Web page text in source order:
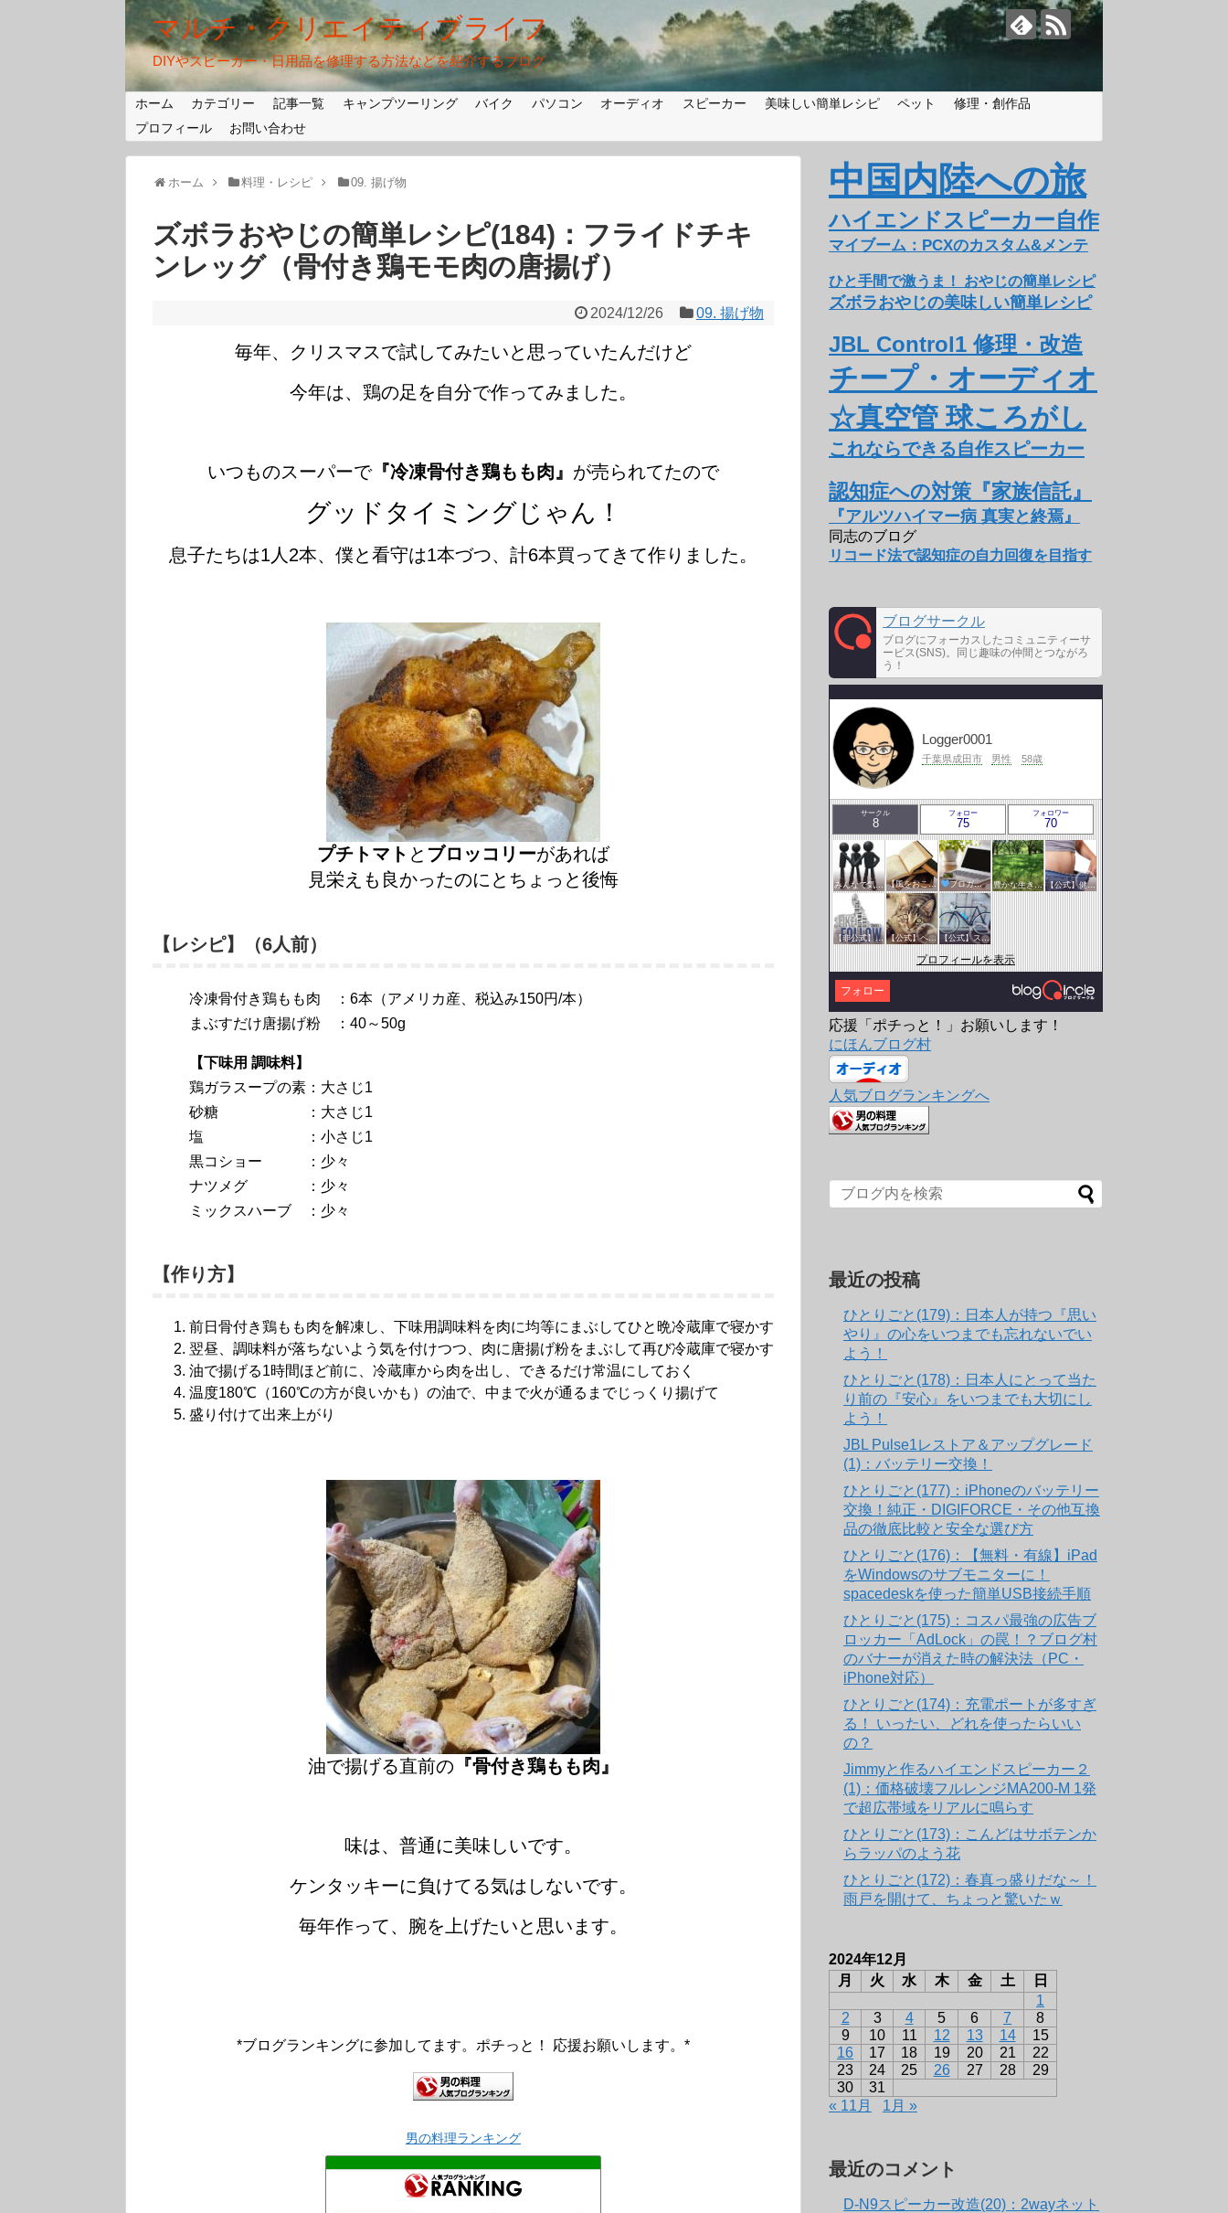
マルチ・クリエイティブライフ
DIYやスピーカー・日用品を修理する方法などを紹介するブログ
ホーム カテゴリー 記事一覧 キャンプツーリング バイク パソコン オーディオ スピーカー 美味しい簡単レシピ ペット
修理・創作品
プロフィール
お問い合わせ
ホーム 料理・レシピ 09. 揚げ物
ズボラおやじの簡単レシピ(184)：フライドチキ
ンレッグ（骨付き鶏モモ肉の唐揚げ）
2024/12/26 09. 揚げ物
毎年、クリスマスで試してみたいと思っていたんだけど
今年は、鶏の足を自分で作ってみました。
いつものスーパーで『冷凍骨付き鶏もも肉』 が売られてたので
グッドタイミングじゃん！
息子たちは1人2本、僕と看守は1本づつ、計6本買ってきて作りました。
プチトマト と ブロッコリーがあれば
見栄えも良かったのにとちょっと後悔
【レシピ】（6人前）
冷凍骨付き鶏もも肉 ：6本（アメリカ産、税込み150円/本）
まぶすだけ唐揚げ粉 ：40～50g
【下味用 調味料】
鶏ガラスープの素：大さじ1
砂糖 ：大さじ1
塩 ：小さじ1
黒コショー ：少々
ナツメグ ：少々
ミックスハーブ ：少々
【作り方】
前日骨付き鶏もも肉を解凍し、下味用調味料を肉に均等にまぶしてひと晩冷蔵庫で寝かす
翌昼、調味料が落ちないよう気を付けつつ、肉に唐揚げ粉をまぶして再び冷蔵庫で寝かす
油で揚げる1時間ほど前に、冷蔵庫から肉を出し、できるだけ常温にしておく
温度180℃（160℃の方が良いかも）の油で、中まで火が通るまでじっくり揚げて
盛り付けて出来上がり
油で揚げる直前の 『骨付き鶏もも肉』
味は、普通に美味しいです。
ケンタッキーに負けてる気はしないです。
毎年作って、腕を上げたいと思います。
*ブログランキングに参加してます。ポチっと！ 応援お願いします。*
男の料理ランキング
中国内陸への旅
ハイエンドスピーカー自作
マイブーム：PCXのカスタム&メンテ
ひと手間で激うま！ おやじの簡単レシピ
ズボラおやじの美味しい簡単レシピ
JBL Control1 修理・改造
チープ・オーディオ
☆真空管 球ころがし
これならできる自作スピーカー
認知症への対策『家族信託』
『アルツハイマー病 真実と終焉』
同志のブログ
リコード法で認知症の自力回復を目指す
ブログサークル
ブログにフォーカスしたコミュニティーサ
ービス(SNS)。同じ趣味の仲間とつながろ
う！
Logger0001
千葉県成田市 男性 58歳
サークル
8
フォロー
75
フォロワー
70
みんなで気軽にアクセスアップ 【風をおこそう☆彡】アクセスアップ研究会♪♪ ブロガー応援&更新報告♪ 豊かな生き方サークル 【公式】健康・医療サークル
【非公式】相互フォローサークル 【公式】ペットサークル 【公式】スポーツ・アウトドアサークル
プロフィールを表示
フォロー
応援「ポチっと！」お願いします！
にほんブログ村
人気ブログランキングへ
最近の投稿
ひとりごと(179)：日本人が持つ『思い
やり』の心をいつまでも忘れないでい
よう！
ひとりごと(178)：日本人にとって当た
り前の『安心』をいつまでも大切にし
よう！
JBL Pulse1レストア＆アップグレード
(1)：バッテリー交換！
ひとりごと(177)：iPhoneのバッテリー
交換！純正・DIGIFORCE・その他互換
品の徹底比較と安全な選び方
ひとりごと(176)：【無料・有線】iPad
をWindowsのサブモニターに！
spacedeskを使った簡単USB接続手順
ひとりごと(175)：コスパ最強の広告ブ
ロッカー「AdLock」の罠！？ブログ村
のバナーが消えた時の解決法（PC・
iPhone対応）
ひとりごと(174)：充電ポートが多すぎ
る！ いったい、どれを使ったらいい
の？
Jimmyと作るハイエンドスピーカー２
(1)：価格破壊フルレンジMA200-M 1発
で超広帯域をリアルに鳴らす
ひとりごと(173)：こんどはサボテンか
らラッパのよう花
ひとりごと(172)：春真っ盛りだな～！
雨戸を開けて、ちょっと驚いたｗ
2024年12月
月
火 水 木 金 土
日
1
2
3 4 5 6 7
8
9
10 11 12 13 14
15
16
17 18 19 20 21
22
23
24 25 26 27 28
29
30
31
« 11月
1月 »
最近のコメント
D-N9スピーカー改造(20)：2wayネット